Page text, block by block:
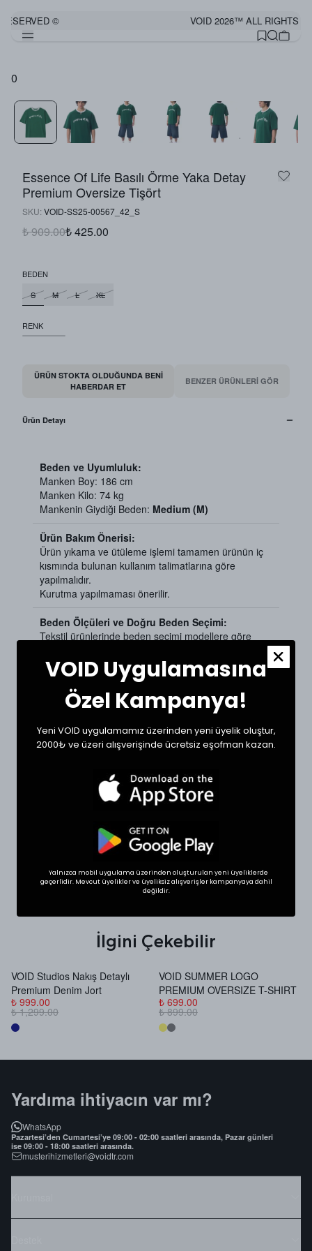
© VOID 2026™ ALL RIGHTS
0
Essence Of Life Basılı Örme Yaka Detay
Premium Oversize Tişört
SKU: VOID-SS25-00567_42_S
₺ 909.00₺ 425.00
BEDEN
S
M L XL
RENK
ÜRÜN STOKTA OLDUĞUNDA BENI
HABERDAR ET
BENZER ÜRÜNLERİ GÖR
Ürün Detayı
Beden ve Uyumluluk:
Manken Boy: 186 cm
Manken Kilo: 74 kg
Mankenin Giydiği Beden: Medium (M)
Ürün Bakım Önerisi:
Ürün yıkama ve ütüleme işlemi tamamen ürünün iç
kısmında bulunan kullanım talimatlarına göre
yapılmalıdır.
Kurutma yapılmaması önerilir.
Beden Ölçüleri ve Doğru Beden Seçimi:
Tekstil ürünlerinde beden seçimi modellere göre
dolabınızdaki beğendiğiniz bir ürünün ölçülerini alıp
sipariş oluşturabilirsiniz.
Ölçülerde +1/-1 cm farklılık olabilir.
Beden Göğüs (cm)
Boy (cm)
Small
57
60
60
SHOP THE LOOK
İlgini Çekebilir
VOID Studios Nakış Detaylı
Premium Denim Jort
₺ 999.00
₺ 1,299.00
VOID SUMMER LOGO
PREMIUM OVERSIZE T-SHIRT
₺ 699.00
₺ 899.00
Yardıma ihtiyacın var mı?
WhatsApp
Pazartesi’den Cumartesi’ye 09:00 - 02:00 saatleri arasında, Pazar günleri
ise 09:00 - 18:00 saatleri arasında.
musterihizmetleri@voidtr.com
VOID Uygulamasına
Özel Kampanya!
Yeni VOID uygulamamız üzerinden yeni üyelik oluştur,
2000₺ ve üzeri alışverişinde ücretsiz eşofman kazan.
Yalnızca mobil uygulama üzerinden oluşturulan yeni üyeliklerde
geçerlidir. Mevcut üyelikler ve üyeliksiz alışverişler kampanyaya dahil
değildir.